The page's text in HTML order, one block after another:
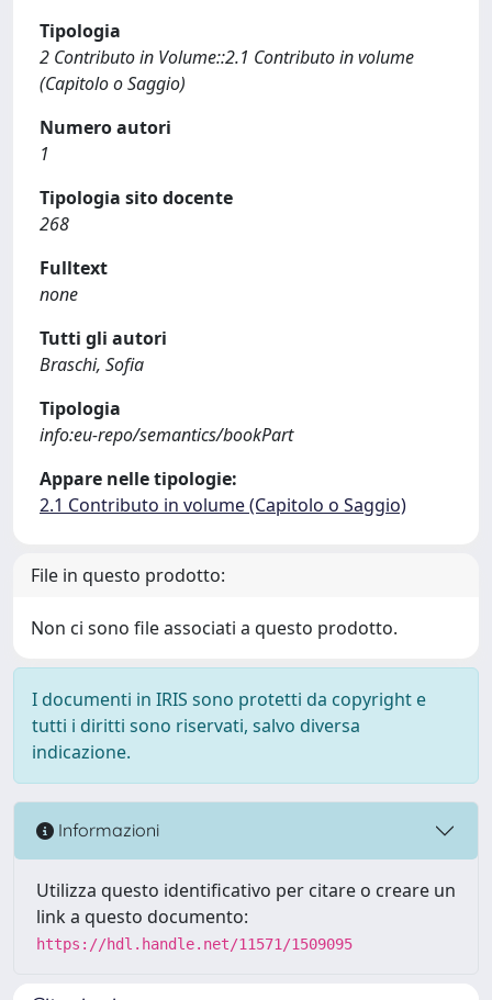
Tipologia
2 Contributo in Volume::2.1 Contributo in volume
(Capitolo o Saggio)
Numero autori
1
Tipologia sito docente
268
Fulltext
none
Tutti gli autori
Braschi, Sofia
Tipologia
info:eu-repo/semantics/bookPart
Appare nelle tipologie:
2.1 Contributo in volume (Capitolo o Saggio)
File in questo prodotto:
Non ci sono file associati a questo prodotto.
I documenti in IRIS sono protetti da copyright e
tutti i diritti sono riservati, salvo diversa
indicazione.
Informazioni
Utilizza questo identificativo per citare o creare un
link a questo documento:
https://hdl.handle.net/11571/1509095